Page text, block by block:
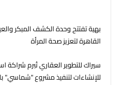
بهية تفتتح وحدة الكشف المبكر
القاهرة لتعزيز صحة المرأة
سيراك للتطوير العقاري تُبرم شراكة
للإنشاءات لتنفيذ مشروع "شماسي"